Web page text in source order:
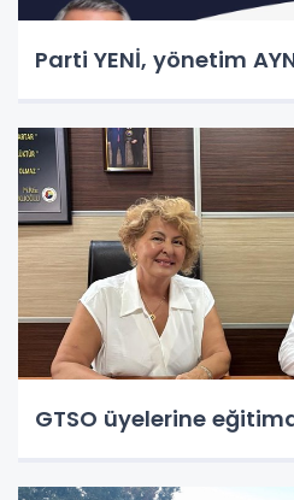
Parti YENİ, yönetim
GTSO üyelerine